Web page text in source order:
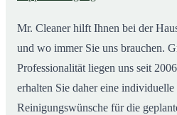
Mr. Cleaner hilft Ihnen bei der
und wo immer Sie uns brauchen.
Professionalität liegen uns seit
erhalten Sie daher eine
Reinigungswünsche für die